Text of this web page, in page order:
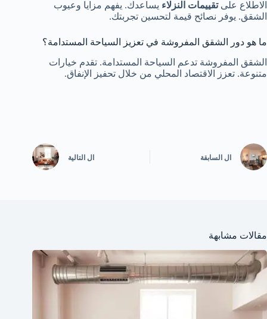
الاطلاع علىتقييمات النزلاء يساعدك. يفهم مزايا وعيوب
الشقق. يوفر نصائح قيمة لتحسين تجربتك.
ما هو دور الشقق المفروشة في تعزيز السياحة المستدامة؟
الشقق المفروشة تدعم السياحة المستدامة. تقدم خيارات
متنوعة. تعزز الاقتصاد المحلي من خلال تحفيز الإنفاق.
ال السابقة ال التالية
مقالات مشابهة